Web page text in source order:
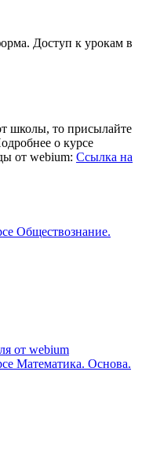
Доступ к урокам в
школы, то присылайте
о курсе
от webium: Ссылка на
Обществознание.
от webium
Математика. Основа.